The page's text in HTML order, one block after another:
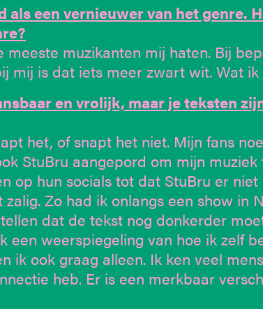
als een vernieuwer van het genre.
meeste muzikanten mij haten. Bij
mij is dat iets meer zwart wit. Wat ik
en vrolijk, maar je teksten
het, of snapt het niet. Mijn fans
StuBru aangepord om mijn
op hun socials tot dat StuBru er
Zo had ik onlangs een show in
dat de tekst nog donkerder
een weerspiegeling van hoe ik zelf
ik ook graag alleen. Ik ken veel
heb. Er is een merkbaar